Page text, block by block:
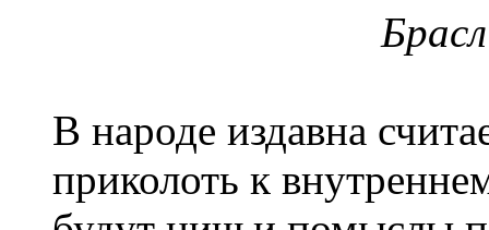
В народе издавна
приколоть к